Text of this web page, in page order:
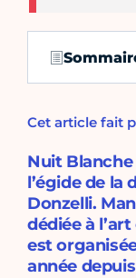
Cet article fait
Nuit
l’égide de la
Donzelli.
dédiée à
est
année